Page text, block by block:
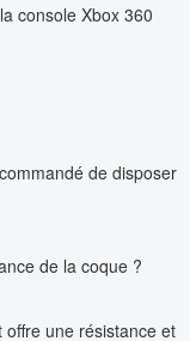
console Xbox 360
de disposer
de la coque ?
une résistance et